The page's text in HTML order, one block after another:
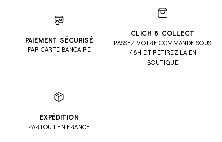
PAIEMENT SÉCURISÉ
PAR CARTE BANCAIRE
CLICK & COLLECT
PASSEZ VOTRE COMMANDE SOUS
48H ET RETIREZ LA EN
BOUTIQUE
EXPÉDITION
PARTOUT EN FRANCE